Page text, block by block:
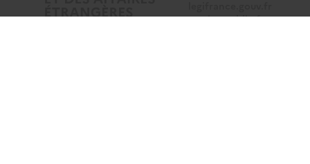
service-public.fr